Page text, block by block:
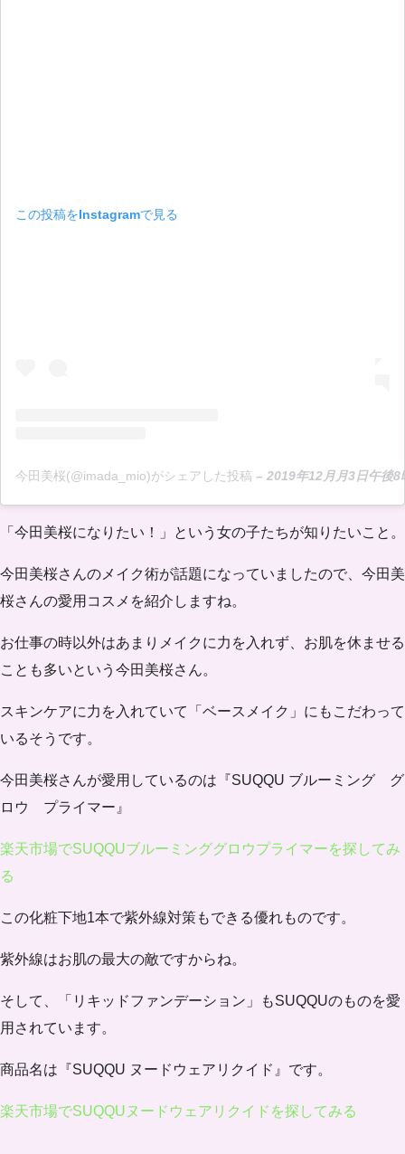
この投稿をInstagramで見る
今田美桜(@imada_mio)がシェアした投稿 – 2019年12月月3日午後8
「今田美桜になりたい！」という女の子たちが知りたいこと。
今田美桜さんの メイク術が話題になっていましたので、今田美
桜さんの愛用コスメを紹介しますね。
お仕事の時以外はあまりメイクに力を入れず、お肌を休ませる
ことも多いという今田美桜さん。
スキンケアに力を入れていて 「ベースメイク」 にもこだわって
いるそうです。
今田美桜さんが愛用しているのは 『SUQQU ブルーミング グ
ロウ プライマー』
楽天市場でSUQQUブルーミンググロウプライマーを探してみ
る
この化粧下地1本で紫外線対策もできる優れものです。
紫外線はお肌の最大の敵ですからね。
そして、 「リキッドファンデーション」
もSUQQUのものを愛
用されています。
商品名は『SUQQU ヌードウェアリクイド』です。
楽天市場でSUQQUヌードウェアリクイドを探してみる